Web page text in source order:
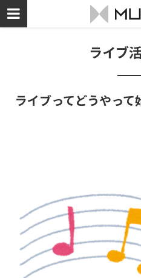
ライブ
ライブってどうやって